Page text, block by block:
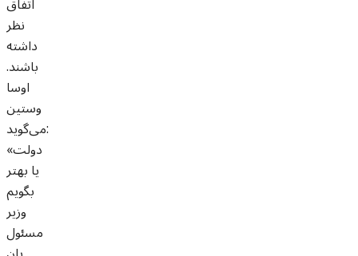
نظر
داشته
باشند.
اوسا
وستین
می‌گوید:
«دولت
یا بهتر
بگویم
وزیر
مسئول